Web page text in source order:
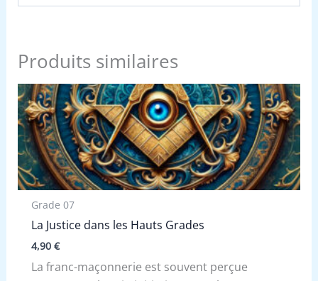
Produits similaires
Grade 07
La Justice dans les Hauts Grades
4,90 €
La franc-maçonnerie est souvent perçue